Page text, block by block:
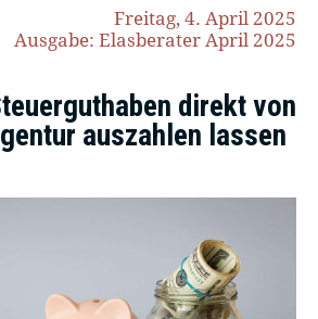
Freitag, 4. April 2025
Ausgabe: Elasberater April 2025
direkt von
auszahlen lassen